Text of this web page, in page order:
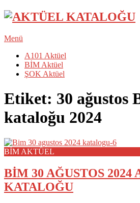
Menü
A101 Aktüel
BİM Aktüel
ŞOK Aktüel
Etiket: 30 ağustos
kataloğu 2024
BİM AKTÜEL
BİM 30 AĞUSTOS 2024
KATALOĞU